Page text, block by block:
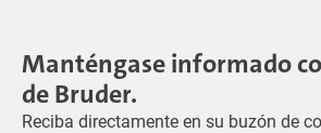
Manténgase informado
de Bruder.
Reciba directamente en su buzón de